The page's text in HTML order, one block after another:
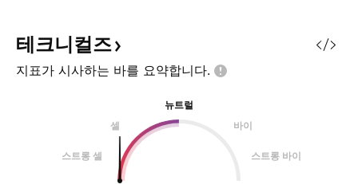
테크니컬즈
지표가 시사하는 바를 요약합니다.
뉴트럴
셀
바이
스트롱 셀 스트롱 바이